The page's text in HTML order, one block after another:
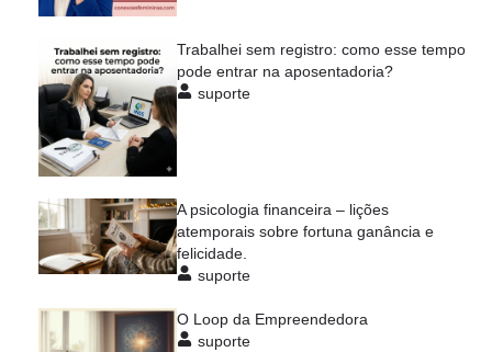
Trabalhei sem registro: como esse tempo
pode entrar na aposentadoria?
suporte
A psicologia financeira – lições
atemporais sobre fortuna ganância e
felicidade.
suporte
O Loop da Empreendedora
suporte